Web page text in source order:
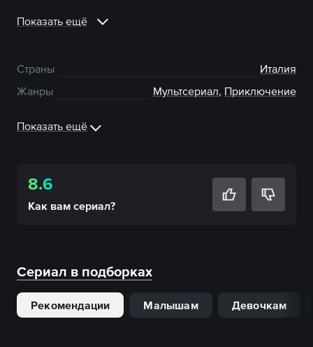
Показать ещё
Страны
Италия
Жанры
Мультсериал, Приключение
Показать ещё
8.6
Как вам сериал?
Сериал в подборках
Рекомендации Малышам Девочкам